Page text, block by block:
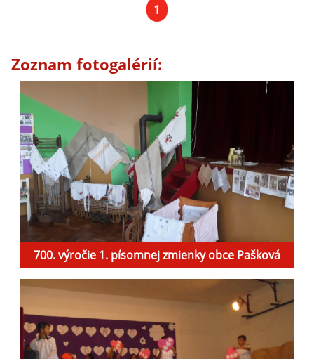
1
Zoznam fotogalérií:
700. výročie 1. písomnej zmienky obce Pašková